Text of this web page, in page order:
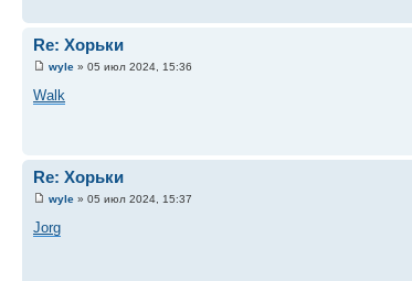
Re: Хорьки
wyle » 05 июл 2024, 15:36
Walk
Re: Хорьки
wyle » 05 июл 2024, 15:37
Jorg